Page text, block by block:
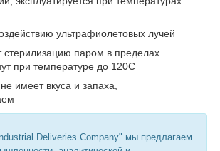
ультрафиолетовых лучей
стерилизацию паром в пределах
при температуре до 120С
имеет вкуса и запаха,
Deliveries Company" мы предлагаем